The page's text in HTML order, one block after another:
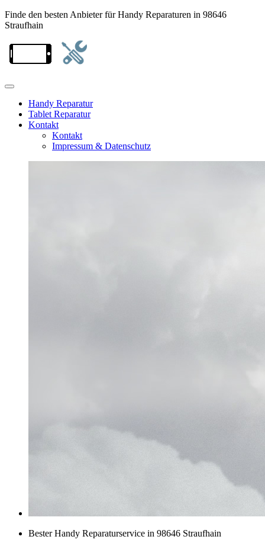
Finde den besten Anbieter für Handy Reparaturen in 98646
Straufhain
Handy Reparatur
Tablet Reparatur
Kontakt
Kontakt
Impressum & Datenschutz
Bester Handy Reparaturservice in 98646 Straufhain